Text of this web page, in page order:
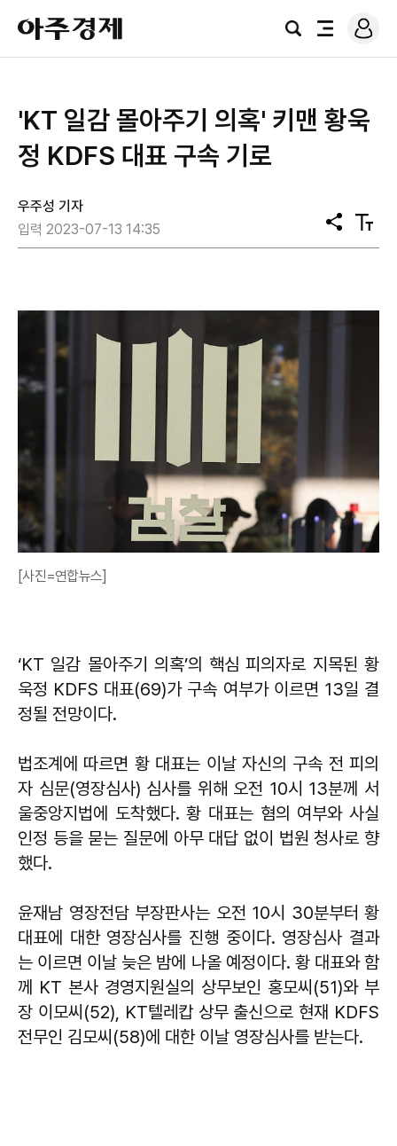
아
주
경
검
전
로
그
'KT 일감 몰아주기 의혹' 키맨 황욱
정 KDFS 대표 구속 기로
우주성 기자
입력 2023-07-13 14:35
공
유
텍
스
[사진=연합뉴스]
‘KT 일감 몰아주기 의혹’의 핵심 피의자로 지목된 황
욱정 KDFS 대표(69)가 구속 여부가 이르면 13일 결
정될 전망이다.
법조계에 따르면 황 대표는 이날 자신의 구속 전 피의
자 심문(영장심사) 심사를 위해 오전 10시 13분께 서
울중앙지법에 도착했다. 황 대표는 혐의 여부와 사실
인정 등을 묻는 질문에 아무 대답 없이 법원 청사로 향
했다.
윤재남 영장전담 부장판사는 오전 10시 30분부터 황
대표에 대한 영장심사를 진행 중이다. 영장심사 결과
는 이르면 이날 늦은 밤에 나올 예정이다. 황 대표와 함
께 KT 본사 경영지원실의 상무보인 홍모씨(51)와 부
장 이모씨(52), KT텔레캅 상무 출신으로 현재 KDFS
전무인 김모씨(58)에 대한 이날 영장심사를 받는다.